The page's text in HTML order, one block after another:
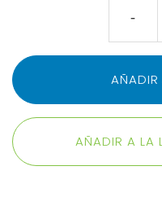
AÑADIR A LA